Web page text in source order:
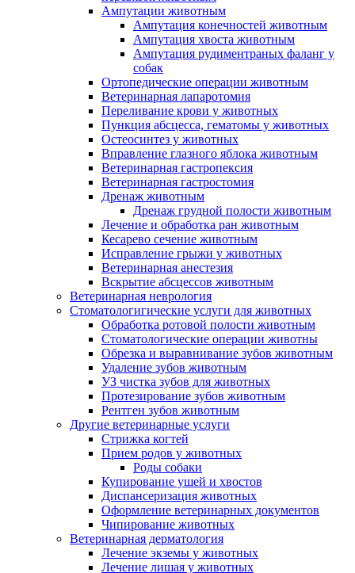
Ампутации животным
Ампутация конечностей животным
Ампутация хвоста животным
Ампутация рудиментраных фаланг у
собак
Ортопедические операции животным
Ветеринарная лапаротомия
Переливание крови у животных
Пункция абсцесса, гематомы у животных
Остеосинтез у животных
Вправление глазного яблока животным
Ветеринарная гастропексия
Ветеринарная гастростомия
Дренаж животным
Дренаж грудной полости животным
Лечение и обработка ран животным
Кесарево сечение животным
Исправление грыжи у животных
Ветеринарная анестезия
Вскрытие абсцессов животным
Ветеринарная неврология
Стоматологигические услуги для животных
Обработка ротовой полости животным
Стоматологические операции животны
Обрезка и выравнивание зубов животным
Удаление зубов животным
УЗ чистка зубов для животных
Протезирование зубов животным
Рентген зубов животным
Другие ветеринарные услуги
Стрижка когтей
Прием родов у животных
Роды собаки
Купирование ушей и хвостов
Диспансеризация животных
Оформление ветеринарных документов
Чипирование животных
Ветеринарная дерматология
Лечение экземы у животных
Лечение лишая у животных